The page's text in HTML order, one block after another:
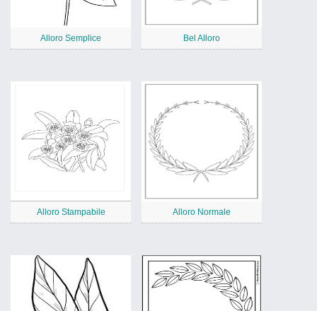
Alloro Semplice Bel Alloro
Alloro Stampabile Alloro Normale